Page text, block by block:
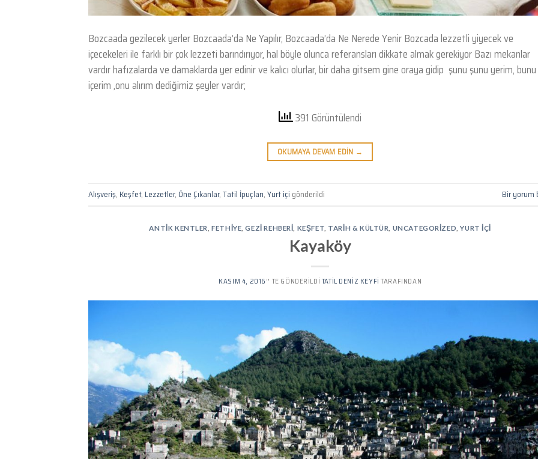
Bozcaada gezilecek yerler Bozcaada’da Ne Yapılır, Bozcaada’da Ne Nerede Yenir Bozcada lezzetli yiyecek ve
içecekeleri ile farklı bir çok lezzeti barındırıyor, hal böyle olunca referansları dikkate almak gerekiyor Bazı mekanlar
vardır hafızalarda ve damaklarda yer edinir ve kalıcı olurlar, bir daha gitsem gine oraya gidip şunu şunu yerim, bunu
içerim ,onu alırım dediğimiz şeyler vardır;
391 Görüntülendi
OKUMAYA DEVAM EDIN →
Alışveriş, Keşfet, Lezzetler, Öne Çıkanlar,Tatil İpuçları,Yurt içi gönderildi Bir yorum
ANTIK KENTLER ,FETHIYE ,GEZI REHBERI KEŞFET TARIH & KÜLTÜR UNCATEGORIZED ,YURT IÇI
Kayaköy
KASIM 4, 2016’' TE GÖNDERILDI TATIL DENIZ KEYFI TARAFINDAN